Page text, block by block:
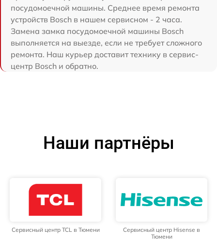
посудомоечной машины. Среднее время ремонта
устройств Bosch в нашем сервисном - 2 часа.
Замена замка посудомоечной машины Bosch
выполняется на выезде, если не требует сложного
ремонта. Наш курьер доставит технику в сервис-
центр Bosch и обратно.
Наши партнёры
Сервисный центр TCL в Тюмени
Сервисный центр Hisense в
Тюмени